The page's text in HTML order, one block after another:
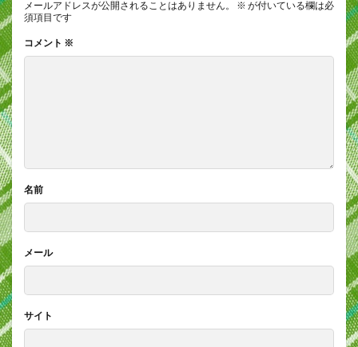
メールアドレスが公開されることはありません。 ※ が付いている欄は必
須項目です
コメント ※
名前
メール
サイト